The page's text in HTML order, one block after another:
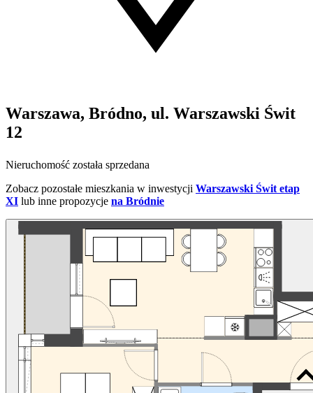
Warszawa, Bródno, ul. Warszawski Świt
12
Nieruchomość została sprzedana
Zobacz pozostałe mieszkania w inwestycji Warszawski Świt etap
XI lub inne propozycje na Bródnie